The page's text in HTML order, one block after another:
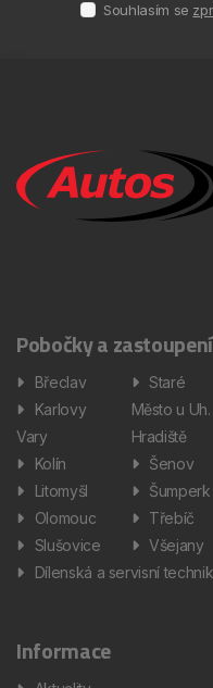
Souhlasím se
Pobočky a zastoupení
Břeclav
Karlovy
Vary
Kolín
Litomyšl
Olomouc
Slušovice
Staré
Město u Uh.
Hradiště
Šenov
Šumperk
Třebíč
Všejany
Dílenská a servisní
Informace